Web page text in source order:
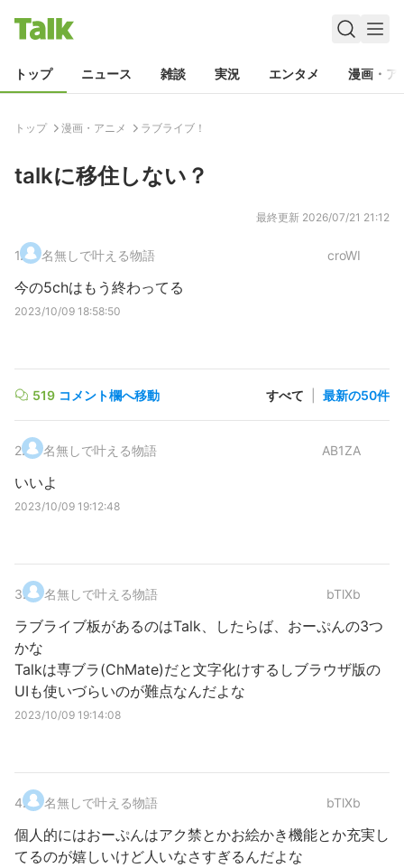
トップ ニュース 雑談 実況 エンタメ 漫画・ア
トップ 漫画・アニメ ラブライブ！
talkに移住しない？
最終更新 2026/07/21 21:12
1. 名無しで叶える物語 croWI
今の5chはもう終わってる
2023/10/09 18:58:50
519 コメント欄へ移動 すべて 最新の50件
2. 名無しで叶える物語 AB1ZA
いいよ
2023/10/09 19:12:48
3. 名無しで叶える物語 bTlXb
ラブライブ板があるのはTalk、したらば、おーぷんの3つ
かな
Talkは専ブラ(ChMate)だと文字化けするしブラウザ版の
UIも使いづらいのが難点なんだよな
2023/10/09 19:14:08
4. 名無しで叶える物語 bTlXb
個人的にはおーぷんはアク禁とかお絵かき機能とか充実し
てるのが嬉しいけど人いなさすぎるんだよな